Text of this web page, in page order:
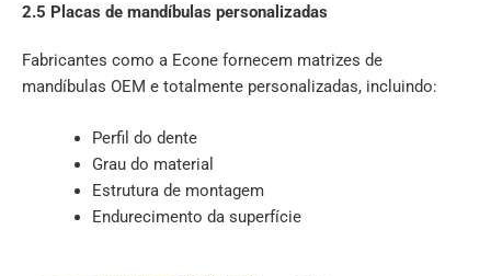
2.5 Placas de mandíbulas personalizadas
Fabricantes como a Econe fornecem matrizes de
mandíbulas OEM e totalmente personalizadas, incluindo:
Perfil do dente
Grau do material
Estrutura de montagem
Endurecimento da superfície